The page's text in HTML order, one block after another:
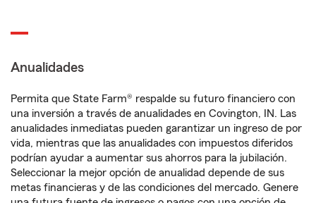
Anualidades
Permita que State Farm® respalde su futuro financiero con
una inversión a través de anualidades en Covington, IN. Las
anualidades inmediatas pueden garantizar un ingreso de por
vida, mientras que las anualidades con impuestos diferidos
podrían ayudar a aumentar sus ahorros para la jubilación.
Seleccionar la mejor opción de anualidad depende de sus
metas financieras y de las condiciones del mercado. Genere